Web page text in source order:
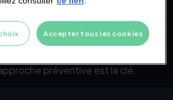
cholestérol est un aspect essentiel
En intégrant des
votre quotidien, vous pouvez
de cholestérol et réduire les
Gardez à l'esprit que le
préventive est la clé.
Accepter tous les cookies